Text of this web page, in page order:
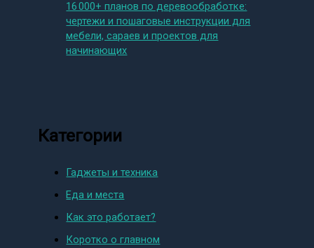
16 000+ планов по деревообработке:
чертежи и пошаговые инструкции для
мебели, сараев и проектов для
начинающих
Категории
Гаджеты и техника
Еда и места
Как это работает?
Коротко о главном